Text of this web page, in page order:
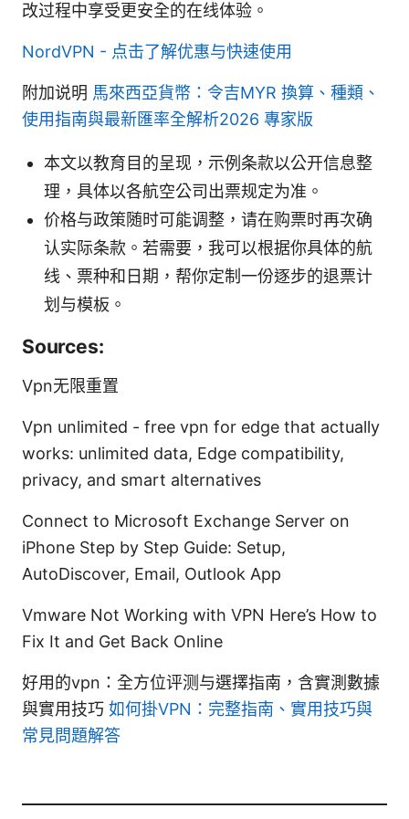
改过程中享受更安全的在线体验。
NordVPN - 点击了解优惠与快速使用
附加说明 馬來西亞貨幣：令吉MYR 換算、種類、
使用指南與最新匯率全解析2026 專家版
本文以教育目的呈现，示例条款以公开信息整
理，具体以各航空公司出票规定为准。
价格与政策随时可能调整，请在购票时再次确
认实际条款。若需要，我可以根据你具体的航
线、票种和日期，帮你定制一份逐步的退票计
划与模板。
Sources:
Vpn无限重置
Vpn unlimited - free vpn for edge that actually
works: unlimited data, Edge compatibility,
privacy, and smart alternatives
Connect to Microsoft Exchange Server on
iPhone Step by Step Guide: Setup,
AutoDiscover, Email, Outlook App
Vmware Not Working with VPN Here’s How to
Fix It and Get Back Online
好用的vpn：全方位评测与選擇指南，含實測數據
與實用技巧 如何掛VPN：完整指南、實用技巧與
常見問題解答